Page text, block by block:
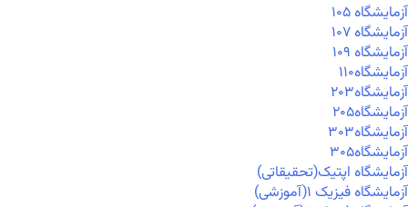
آزمايشگاه ۱۰۵
آزمايشگاه ۱۰۷
آزمايشگاه ۱۰۹
آزمايشگاه۱۱۰
آزمايشگاه۲۰۳
آزمايشگاه۲۰۵
آزمايشگاه۳۰۳
آزمايشگاه۳۰۵
آزمایشگاه اپتیک(تحقیقاتی)
آزمایشگاه فیزیک ۱(آموزشی)